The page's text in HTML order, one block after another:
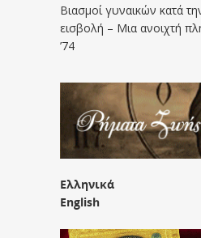
Βιασμοί γυναικών κατά
εισβολή – Μια ανοιχτή
’74
Ελληνικά
English